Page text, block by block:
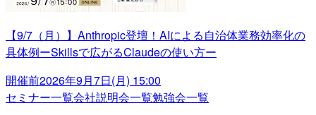
【9/7（月）】Anthropic登壇！AIによる自治体業務効率化の
具体例ーSkillsで広がるClaudeの使い方ー
開催前2026年9月7日(月) 15:00
セミナー一覧会社説明会一覧勉強会一覧